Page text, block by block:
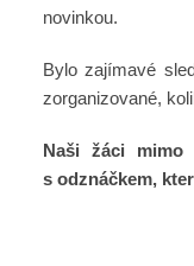
novinkou.
Bylo zajímavé
zorganizované,
Naši žáci mimo
s odznáčkem,